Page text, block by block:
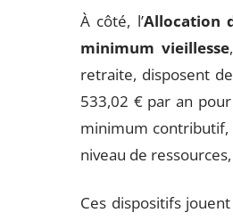
À côté, l’Allocation
minimum vieillesse
retraite, disposent
533,02 € par an
minimum contributif,
niveau de
Ces dispositifs